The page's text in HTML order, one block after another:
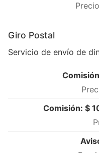
Giro Postal
Servicio de envío de
Comisión: $